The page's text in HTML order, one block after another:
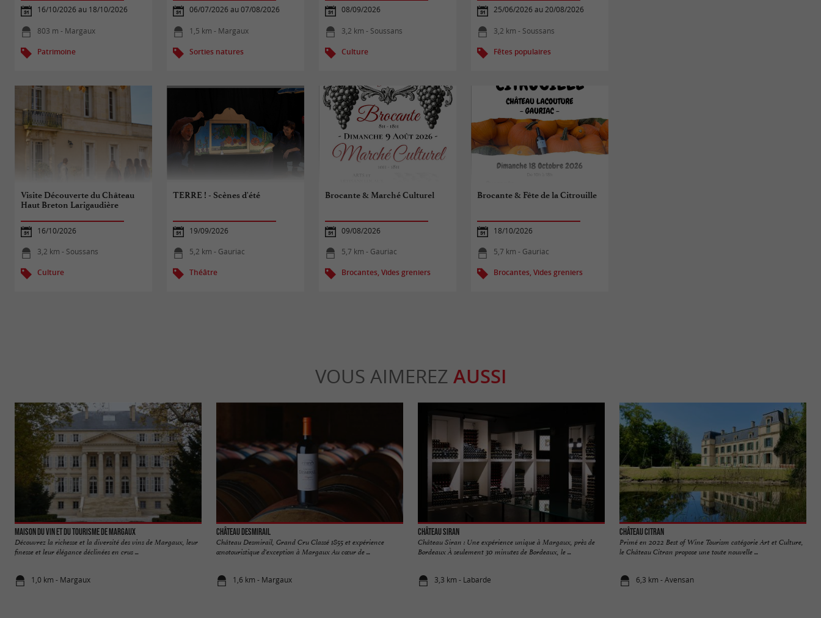
16/10/2026 au 18/10/2026
803 m - Margaux
Patrimoine
06/07/2026 au 07/08/2026
1,5 km - Margaux
Sorties natures
08/09/2026
3,2 km - Soussans
Culture
25/06/2026 au 20/08/2026
3,2 km - Soussans
Fêtes populaires
Visite Découverte du Château
Haut Breton Larigaudière
16/10/2026
3,2 km - Soussans
Culture
TERRE ! - Scènes d'été
19/09/2026
5,2 km - Gauriac
Théâtre
Brocante & Marché Culturel
09/08/2026
5,7 km - Gauriac
Brocantes, Vides greniers
Brocante & Fête de la Citrouille
18/10/2026
5,7 km - Gauriac
Brocantes, Vides greniers
VOUS AIMEREZ AUSSI
Maison du Vin et du Tourisme de MARGAUX
Découvrez la richesse et la diversité des vins de Margaux, leur
finesse et leur élégance déclinées en crus ...
1,0 km - Margaux
Château Desmirail
Château Desmirail, Grand Cru Classé 1855 et expérience
œnotouristique d'exception à Margaux Au cœur de ...
1,6 km - Margaux
Château Siran
Château Siran : Une expérience unique à Margaux, près de
Bordeaux À seulement 30 minutes de Bordeaux, le ...
3,3 km - Labarde
Château Citran
Primé en 2022 Best of Wine Tourism catégorie Art et Culture,
le Château Citran propose une toute nouvelle ...
6,3 km - Avensan